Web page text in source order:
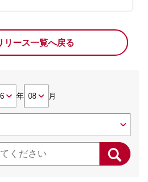
リース一覧へ戻る
年 月